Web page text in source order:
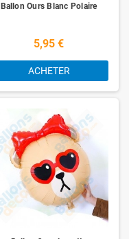
Ballon Ours Blanc Polaire
5,95 €
ACHETER